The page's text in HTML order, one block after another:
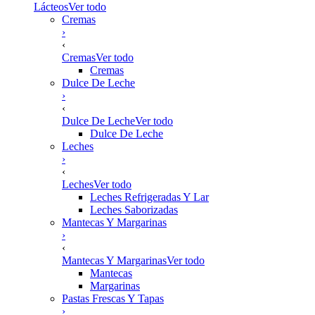
LácteosVer todo
Cremas
›
‹
CremasVer todo
Cremas
Dulce De Leche
›
‹
Dulce De LecheVer todo
Dulce De Leche
Leches
›
‹
LechesVer todo
Leches Refrigeradas Y Lar
Leches Saborizadas
Mantecas Y Margarinas
›
‹
Mantecas Y MargarinasVer todo
Mantecas
Margarinas
Pastas Frescas Y Tapas
›